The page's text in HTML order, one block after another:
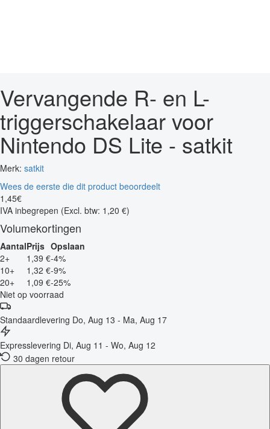
Vervangende R- en L-
triggerschakelaar voor
Nintendo DS Lite - satkit
Merk: satkit
Wees de eerste die dit product beoordeelt
1 ,45€
IVA inbegrepen (Excl. btw: 1,20 €)
Volumekortingen
AantalPrijs Opslaan
2+
1,39 €-4%
10+
1,32 €-9%
20+
1,09 €-25%
Niet op voorraad
Standaardlevering Do, Aug 13 - Ma, Aug 17
Expresslevering Di, Aug 11 - Wo, Aug 12
30 dagen retour